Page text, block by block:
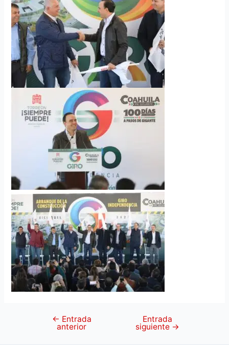
← Entrada
anterior
Entrada
siguiente →